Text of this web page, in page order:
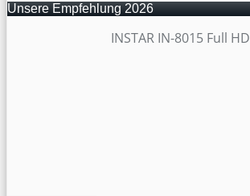
Unsere Empfehlung 2026
INSTAR IN-8015 Full HD